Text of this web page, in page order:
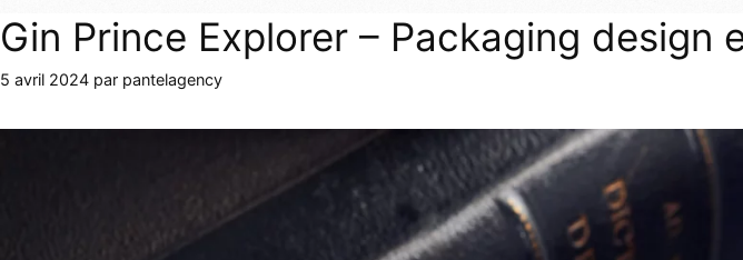
Gin Prince Explorer – Packaging design
5 avril 2024 par pantelagency